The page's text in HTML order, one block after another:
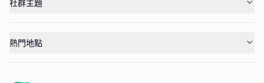
社群主題
熱門地點